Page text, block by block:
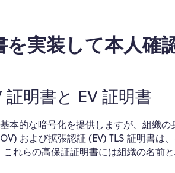
を実装して本人確
明書と EV 証明書
本的な暗号化を提供しますが、組織
および拡張認証 (EV) TLS 証明書は
れらの高保証証明書には組織の名前